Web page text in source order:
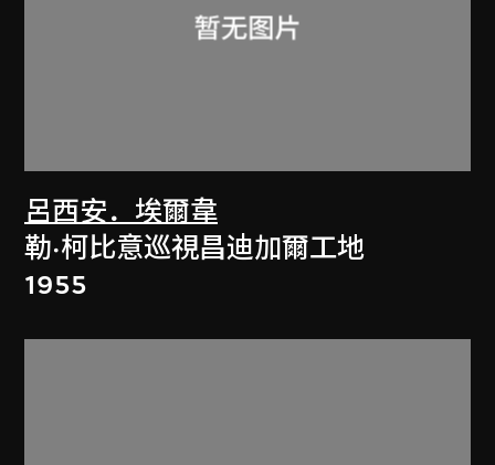
呂西安．埃爾韋
勒·柯比意巡視昌迪加爾工地
1955